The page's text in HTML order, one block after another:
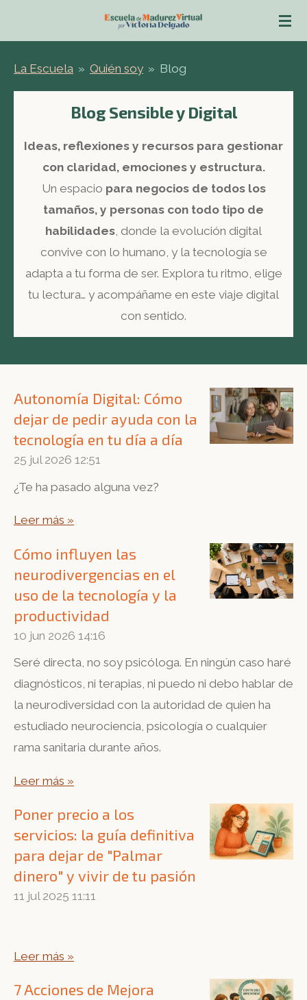
al
La Escuela » Quién soy » Blog
Blog Sensible y Digital
Ideas, reflexiones y recursos para gestionar
con claridad, emociones y estructura.
Un espacio para negocios de todos los
tamaños, y personas con todo tipo de
habilidades , donde la evolución digital
convive con lo humano, y la tecnología se
adapta a tu forma de ser. Explora tu ritmo, elige
tu lectura… y acompáñame en este viaje digital
con sentido.
Autonomía Digital: Cómo
dejar de pedir ayuda con la
tecnología en tu día a día
25 jul 2026 12:51
¿Te ha pasado alguna vez?
Leer más »
Cómo influyen las
neurodivergencias en el
uso de la tecnología y la
productividad
10 jun 2026 14:16
Seré directa, no soy psicóloga. En ningún caso haré
diagnósticos, ni terapias, ni puedo ni debo hablar de
la neurodiversidad con la autoridad de quien ha
estudiado neurociencia, psicología o cualquier
rama sanitaria durante años.
Leer más »
Poner precio a los
servicios: la guía definitiva
para dejar de "Palmar
dinero" y vivir de tu pasión
11 jul 2025 11:11
Leer más »
7 Acciones de Mejora